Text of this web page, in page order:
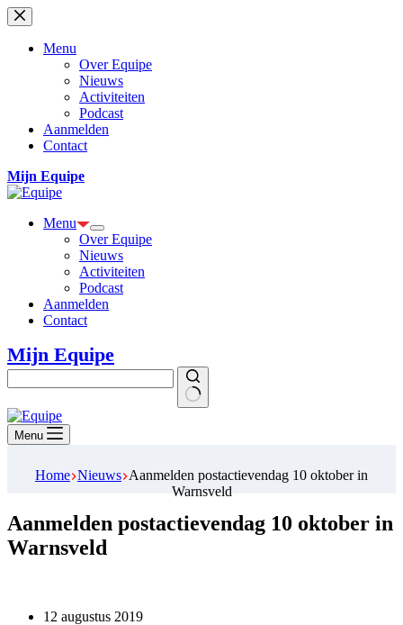
Ga
naar
Menu
Over Equipe
Nieuws
Activiteiten
Podcast
Aanmelden
Contact
Mijn Equipe
Menu
Over Equipe
Nieuws
Activiteiten
Podcast
Aanmelden
Contact
Mijn Equipe
Geen
resultaten
Menu
Home Nieuws Aanmelden postactievendag 10 oktober in
Warnsveld
Aanmelden postactievendag 10 oktober in
Warnsveld
12 augustus 2019